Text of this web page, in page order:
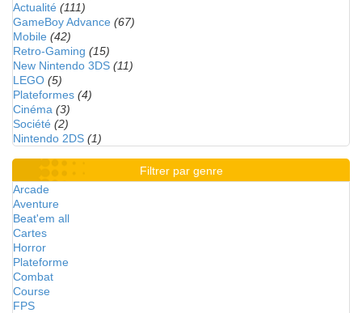
Actualité (111)
GameBoy Advance (67)
Mobile (42)
Retro-Gaming (15)
New Nintendo 3DS (11)
LEGO (5)
Plateformes (4)
Cinéma (3)
Société (2)
Nintendo 2DS (1)
Filtrer par genre
Arcade
Aventure
Beat'em all
Cartes
Horror
Plateforme
Combat
Course
FPS